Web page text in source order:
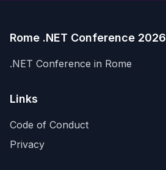
Rome .NET Conference 2026
.NET Conference in Rome
Links
Code of Conduct
Privacy